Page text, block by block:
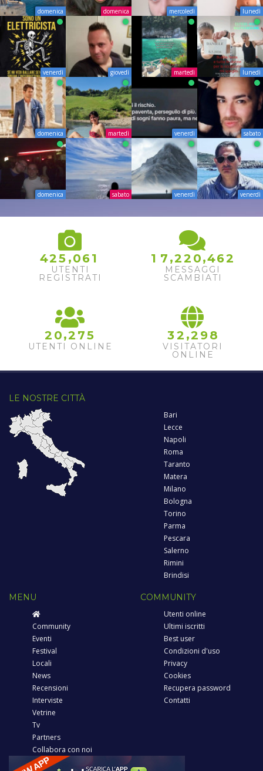
domenica domenica mercoledì lunedì
venerdì giovedì martedì lunedì
domenica martedì venerdì sabato
domenica sabato venerdì venerdì
425 ,061
UTENTI
REGISTRATI
1 7 ,22 0,464
MESSAGGI
SCAMBIATI
2 0,2 75
UTENTI ONLINE
32 ,2 98
VISITATORI
ONLINE
LE NOSTRE CITTÀ
Bari
Lecce
Napoli
Roma
Taranto
Matera
Milano
Bologna
Torino
Parma
Pescara
Salerno
Rimini
Brindisi
MENU
Community
Eventi
Festival
Locali
News
Recensioni
Interviste
Vetrine
Tv
Partners
Collabora con noi
COMMUNITY
Utenti online
Ultimi iscritti
Best user
Condizioni d'uso
Privacy
Cookies
Recupera password
Contatti